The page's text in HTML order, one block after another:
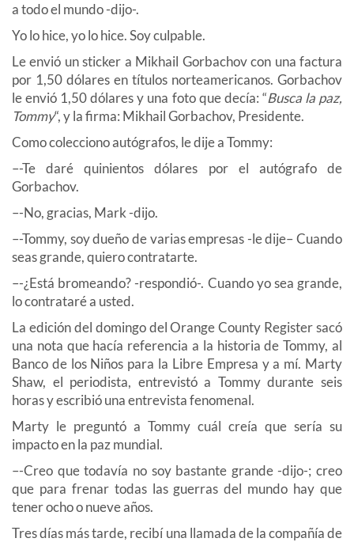
a todo el mundo -dijo-.
Yo lo hice, yo lo hice. Soy culpable.
Le envió un sticker a Mikhail Gorbachov con una factura
por 1,50 dólares en títulos norteamericanos. Gorbachov
le envió 1,50 dólares y una foto que decía: “Busca la paz,
Tommy“, y la firma: Mikhail Gorbachov, Presidente.
Como colecciono autógrafos, le dije a Tommy:
–-Te daré quinientos dólares por el autógrafo de
Gorbachov.
–-No, gracias, Mark -dijo.
–-Tommy, soy dueño de varias empresas -le dije– Cuando
seas grande, quiero contratarte.
–-¿Está bromeando? -respondió-. Cuando yo sea grande,
lo contrataré a usted.
La edición del domingo del Orange County Register sacó
una nota que hacía referencia a la historia de Tommy, al
Banco de los Niños para la Libre Empresa y a mí. Marty
Shaw, el periodista, entrevistó a Tommy durante seis
horas y escribió una entrevista fenomenal.
Marty le preguntó a Tommy cuál creía que sería su
impacto en la paz mundial.
–-Creo que todavía no soy bastante grande -dijo-; creo
que para frenar todas las guerras del mundo hay que
tener ocho o nueve años.
Tres días más tarde, recibí una llamada de la compañía de